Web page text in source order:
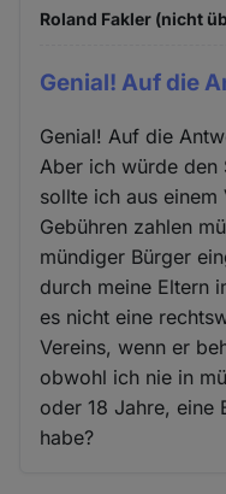
Roland Fakler (nicht
Genial! Auf die
Genial! Auf die
Aber ich würde den
sollte ich aus
Gebühren zahlen
mündiger Bürger
durch meine Eltern
es nicht eine
Vereins, wenn er
obwohl ich nie in
oder 18 Jahre, eine
habe?